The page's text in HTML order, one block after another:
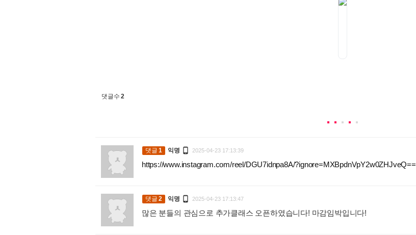
댓글수2
댓글1 익명  2025-04-23 17:13:39
https://www.instagram.com/reel/DGU7idnpa8A/?ignore=MXBpdnVpY2w0ZHJveQ==
댓글2 익명  2025-04-23 17:13:47
많은 분들의 관심으로 추가클래스 오픈하였습니다! 마감임박입니다!